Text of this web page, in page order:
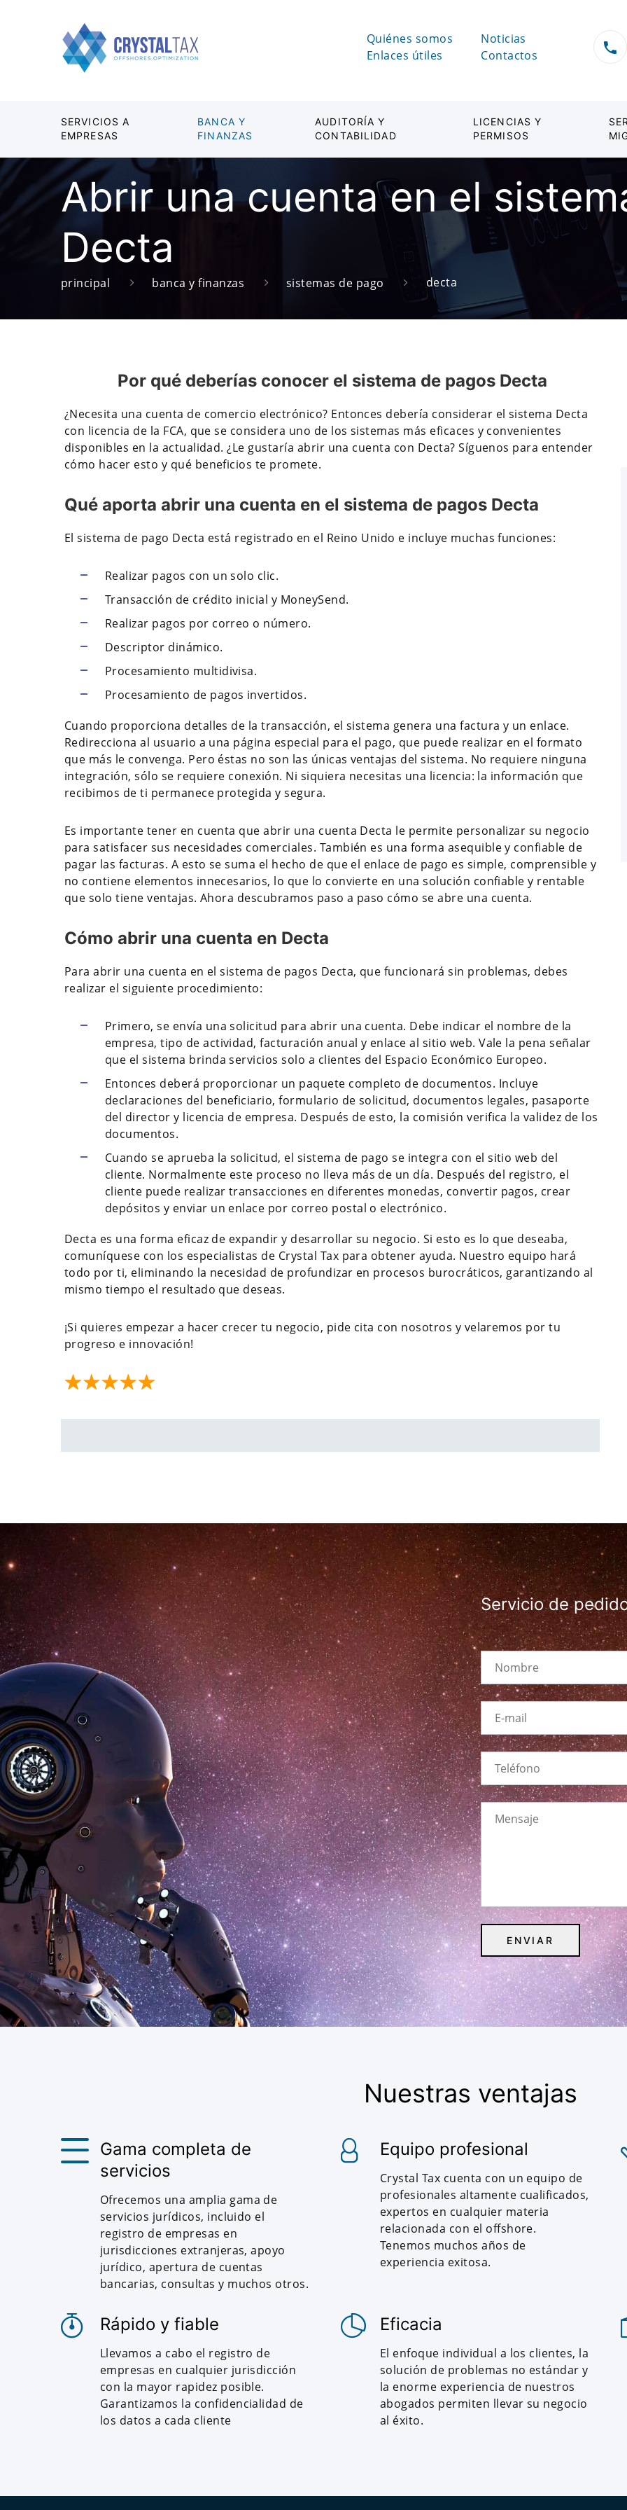
Quiénes somos
Enlaces útiles
Noticias
Contactos
SERVICIOS A
EMPRESAS
BANCA Y
FINANZAS
AUDITORÍA Y
CONTABILIDAD
LICENCIAS Y
PERMISOS
Abrir una cuenta en el
Decta
principal banca y finanzas sistemas de pago decta
Por qué deberías conocer el sistema de pagos Decta
¿Necesita una cuenta de comercio electrónico? Entonces debería considerar el sistema Decta
con licencia de la FCA, que se considera uno de los sistemas más eficaces y convenientes
disponibles en la actualidad. ¿Le gustaría abrir una cuenta con Decta? Síguenos para entender
cómo hacer esto y qué beneficios te promete.
Qué aporta abrir una cuenta en el sistema de pagos Decta
El sistema de pago Decta está registrado en el Reino Unido e incluye muchas funciones:
Realizar pagos con un solo clic.
Transacción de crédito inicial y MoneySend.
Realizar pagos por correo o número.
Descriptor dinámico.
Procesamiento multidivisa.
Procesamiento de pagos invertidos.
Cuando proporciona detalles de la transacción, el sistema genera una factura y un enlace.
Redirecciona al usuario a una página especial para el pago, que puede realizar en el formato
que más le convenga. Pero éstas no son las únicas ventajas del sistema. No requiere ninguna
integración, sólo se requiere conexión. Ni siquiera necesitas una licencia: la información que
recibimos de ti permanece protegida y segura.
Es importante tener en cuenta que abrir una cuenta Decta le permite personalizar su negocio
para satisfacer sus necesidades comerciales. También es una forma asequible y confiable de
pagar las facturas. A esto se suma el hecho de que el enlace de pago es simple, comprensible y
no contiene elementos innecesarios, lo que lo convierte en una solución confiable y rentable
que solo tiene ventajas. Ahora descubramos paso a paso cómo se abre una cuenta.
Cómo abrir una cuenta en Decta
Para abrir una cuenta en el sistema de pagos Decta, que funcionará sin problemas, debes
realizar el siguiente procedimiento:
Primero, se envía una solicitud para abrir una cuenta. Debe indicar el nombre de la
empresa, tipo de actividad, facturación anual y enlace al sitio web. Vale la pena señalar
que el sistema brinda servicios solo a clientes del Espacio Económico Europeo.
Entonces deberá proporcionar un paquete completo de documentos. Incluye
declaraciones del beneficiario, formulario de solicitud, documentos legales, pasaporte
del director y licencia de empresa. Después de esto, la comisión verifica la validez de los
documentos.
Cuando se aprueba la solicitud, el sistema de pago se integra con el sitio web del
cliente. Normalmente este proceso no lleva más de un día. Después del registro, el
cliente puede realizar transacciones en diferentes monedas, convertir pagos, crear
depósitos y enviar un enlace por correo postal o electrónico.
Decta es una forma eficaz de expandir y desarrollar su negocio. Si esto es lo que deseaba,
comuníquese con los especialistas de Crystal Tax para obtener ayuda. Nuestro equipo hará
todo por ti, eliminando la necesidad de profundizar en procesos burocráticos, garantizando al
mismo tiempo el resultado que deseas.
¡Si quieres empezar a hacer crecer tu negocio, pide cita con nosotros y velaremos por tu
progreso e innovación!
Servicio de
Nuestras ventajas
Gama completa de
servicios
Ofrecemos una amplia gama de
servicios jurídicos, incluido el
registro de empresas en
jurisdicciones extranjeras, apoyo
jurídico, apertura de cuentas
bancarias, consultas y muchos otros.
Equipo profesional
Crystal Tax cuenta con un equipo de
profesionales altamente cualificados,
expertos en cualquier materia
relacionada con el offshore.
Tenemos muchos años de
experiencia exitosa.
Rápido y fiable
Llevamos a cabo el registro de
empresas en cualquier jurisdicción
con la mayor rapidez posible.
Garantizamos la confidencialidad de
los datos a cada cliente
Eficacia
El enfoque individual a los clientes, la
solución de problemas no estándar y
la enorme experiencia de nuestros
abogados permiten llevar su negocio
al éxito.